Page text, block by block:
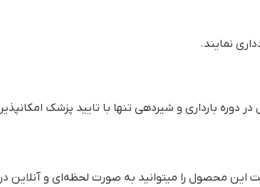
نمایند.
محصول را میتوانید به صورت لحظه‌ای و آنلاین در